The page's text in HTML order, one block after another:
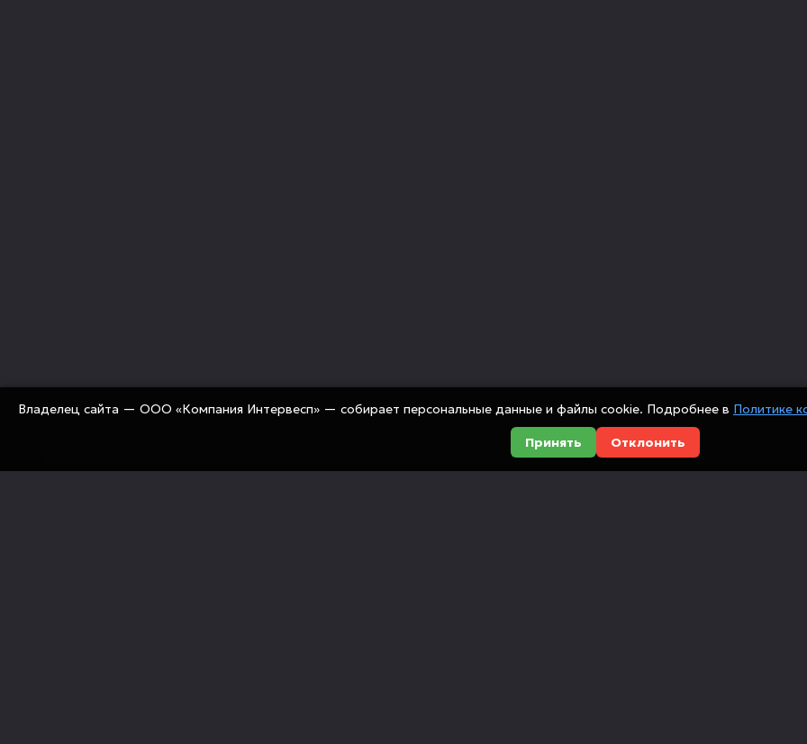
Владелец сайта — ООО «Компания Интервесп» — собирает персональные данные и файлы cookie. Подробнее в Политике
Принять Отклонить